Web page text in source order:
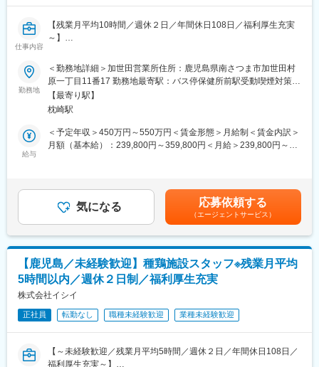
を向けて、社員の評価を行っております。
■働き方：
・週休：シフトによる週2日制です。※シフトの都合により、1日
・転勤：当面の間なし（年に一回希望を取り、社員の方と相談を
しながら決めております。）
変更の範囲：会社の定める業務
仕事内容
【残業月平均10時間／週休２日／年間休日108日／福利厚生充実
～】
1969年創業以来、肉用鶏の種鶏と孵卵の生産を中心に事業を展開
する当社にて、設備の保守、メンテナンスをお任せします。
■業務詳細：
・鶏舎設備の定期メンテナンス、保全
・部材持ち込み、修理 等
■入社後について
けます。
■評価制度：当社の評価制度では、社員一人一人が目標をもち、公
正な評価・行動と成果に見合った評価を行うことを大切にしてお
ります。
そのため、コンピテンシー（プロセス評価）とMBO（数値評価）
による評価制度を採用しており、結果ばかりではなく過程にも目
を向けて、社員の評価を行っております。
■働き方：
勤務地
＜勤務地詳細＞加世田営業所住所：鹿児島県南さつま市加世田村
原一丁目11番17 勤務地最寄駅：バス停保健所前駅受動喫煙対策：
屋内全面禁煙変更の範囲：無
【最寄り駅】
枕崎駅
給与
＜予定年収＞450万円～550万円＜賃金形態＞月給制＜賃金内訳＞
月額（基本給）：239,800円～359,800円＜月給＞239,800円～
当、宿・日直手当賃金はあくまでも目安の金額であり、選考を通
じて上下する可能性があります。月給(月額)は固定手当を含めた表
記です。
気になる 応募依頼する
（エージェントサービス）
【鹿児島／未経験歓迎】種鶏施設スタッフ※残業月平均
5時間以内／週休２日制／福利厚生充実
株式会社イシイ
正社員 転勤なし 職種未経験歓迎 業種未経験歓迎
【～未経験歓迎／残業月平均5時間／週休２日／年間休日108日／
福利厚生充実～】